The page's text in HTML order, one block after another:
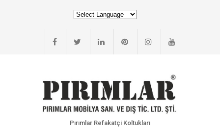
Pırımlar Refakatçi Koltukları